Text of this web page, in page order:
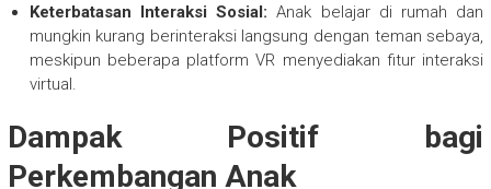
Keterbatasan Interaksi Sosial: Anak belajar di rumah dan
mungkin kurang berinteraksi langsung dengan teman sebaya,
meskipun beberapa platform VR menyediakan fitur interaksi
virtual.
Dampak Positif bagi
Perkembangan Anak